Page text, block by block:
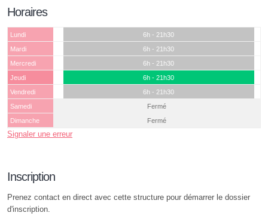
Horaires
Lundi
6h - 21h30
Mardi
6h - 21h30
Mercredi
6h - 21h30
Jeudi
6h - 21h30
Vendredi
6h - 21h30
Samedi
Fermé
Dimanche
Fermé
Signaler une erreur
Inscription
Prenez contact en direct avec cette structure pour démarrer le dossier
d'inscription.